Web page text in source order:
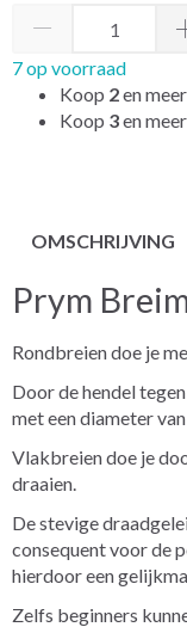
7 op voorraad
Koop 2en
Koop 3en
OMSCHRIJVING
Prym
Rondbreien doe je
Door de hendel
met een diameter
Vlakbreien doe je
draaien.
De stevige
consequent voor de
hierdoor een
Zelfs beginners